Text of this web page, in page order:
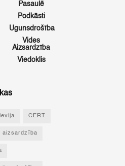
Pasaulē
Podkāsti
Ugunsdrošība
Vides
Aizsardzība
Viedoklis
CERT
aizsardzība